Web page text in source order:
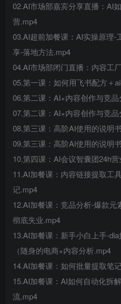
02.AI市场部嘉宾分享直播：AI
营.mp4
03.AI超前加餐课：AI实操原理-
享-落地方法.mp4
04.AI市场部闭门直播：内容工
05.第一课：如何用飞书配方＋
06.第二课：AI×内容创作与竞
07.第二课：AI×内容创作与竞
08.第三课：高阶AI使用的说明
09.第三课：高阶AI使用的说明
10.第四课：AI会议智囊团24h
11.AI加餐课：内容链接提取工
记.mp4
12.AI加餐课：竞品分析-爆款
彻底失业.mp4
13.AI加餐课：新手小白上手-
（随身的电商+内容分析.mp4
14.AI加餐课：如何批量提取笔
15.AI加餐课：AI如何自动化拆
流.mp4